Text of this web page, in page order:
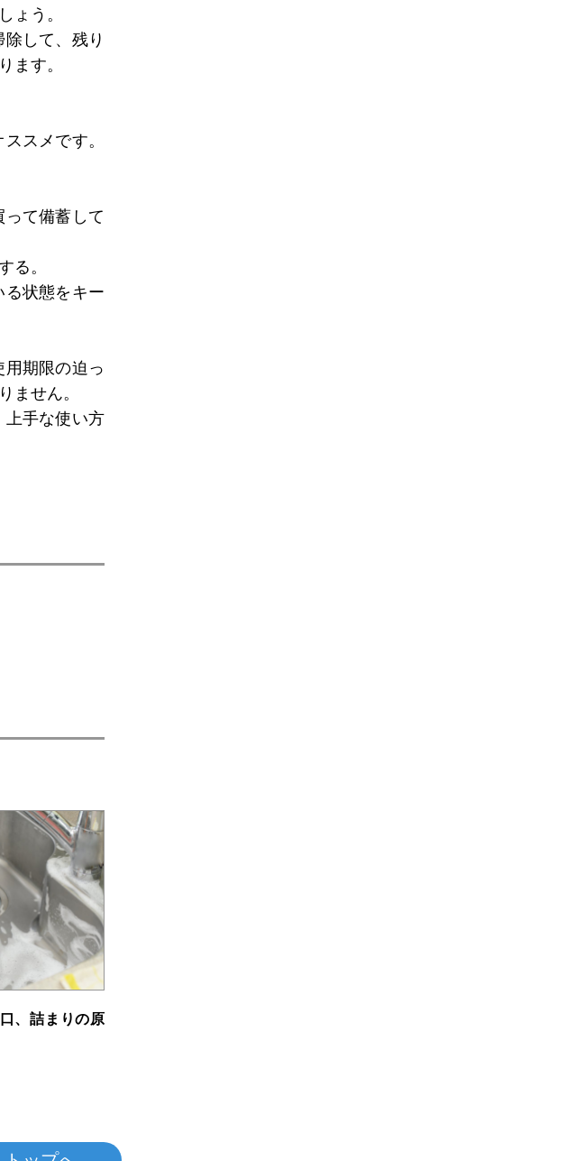
ょう。
して、残り
ます。
スメです。
って備蓄して
る。
る状態をキー
期限の迫っ
ません。
上手な使い方
、詰まりの原